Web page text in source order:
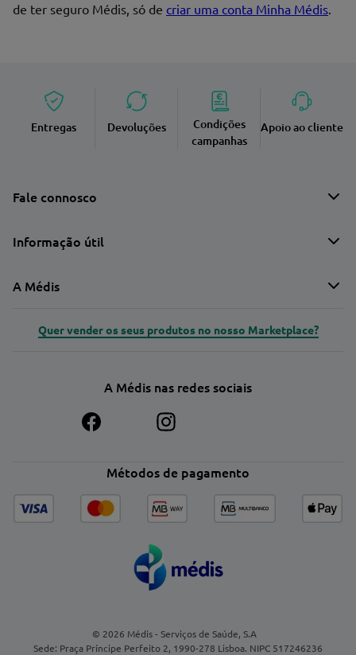
de ter seguro Médis, só de criar uma conta Minha Médis.
Entregas Devoluções
Condições
campanhas
Apoio ao cliente
Fale connosco
Informação útil
A Médis
Quer vender os seus produtos no nosso Marketplace?
A Médis nas redes sociais
Métodos de pagamento
© 2026 Médis - Serviços de Saúde, S.A
Sede: Praça Príncipe Perfeito 2, 1990-278 Lisboa. NIPC 517246236